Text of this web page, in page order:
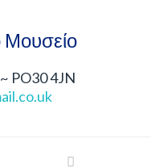
Μουσείο
PO30 4JN